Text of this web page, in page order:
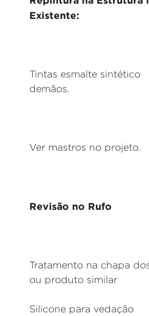
Existente:
Tintas esmalte sintético
demãos.
Ver mastros no projeto.
Revisão no Rufo
Tratamento na chapa
ou produto similar
Silicone para vedação